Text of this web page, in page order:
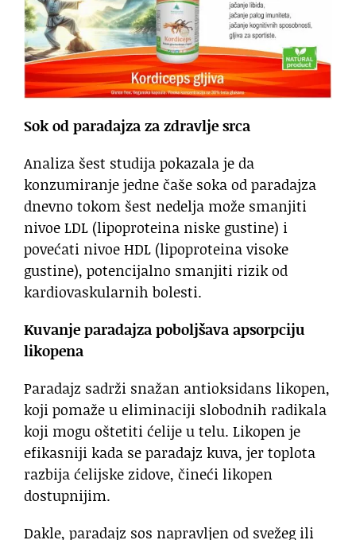
Sok od paradajza za zdravlje srca
Analiza šest studija pokazala je da
konzumiranje jedne čaše soka od paradajza
dnevno tokom šest nedelja može smanjiti
nivoe LDL (lipoproteina niske gustine) i
povećati nivoe HDL (lipoproteina visoke
gustine), potencijalno smanjiti rizik od
kardiovaskularnih bolesti.
Kuvanje paradajza poboljšava apsorpciju
likopena
Paradajz sadrži snažan antioksidans likopen,
koji pomaže u eliminaciji slobodnih radikala
koji mogu oštetiti ćelije u telu. Likopen je
efikasniji kada se paradajz kuva, jer toplota
razbija ćelijske zidove, čineći likopen
dostupnijim.
Dakle, paradajz sos napravljen od svežeg ili